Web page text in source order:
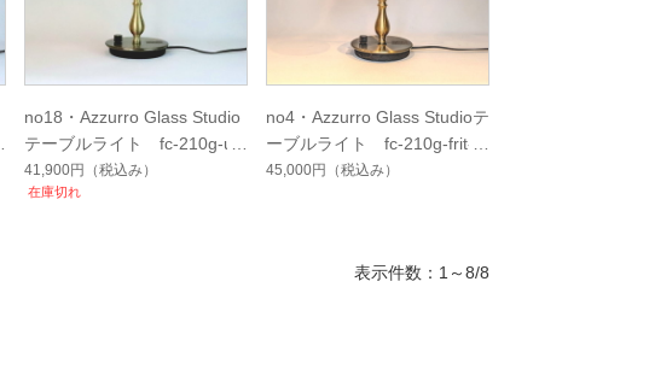
no18・Azzurro Glass Studio
テーブルライト fc-210g-uz
u-purple-no18
41,900円 （税込み）
在庫切れ
no4・Azzurro Glass Studioテ
ーブルライト fc-210g-frit-vi
olet-smokedgreen-no4
45,000円 （税込み）
表示件数：1～8/8